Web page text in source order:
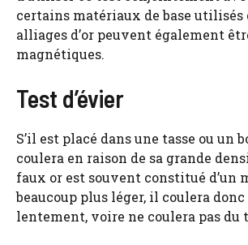
certains matériaux de base utilisés
alliages d’or peuvent également
magnétiques.
Test d’évier
S’il est placé dans une tasse ou un
coulera en raison de sa grande
faux or est souvent constitué d’un
beaucoup plus léger, il coulera
lentement, voire ne coulera pas du